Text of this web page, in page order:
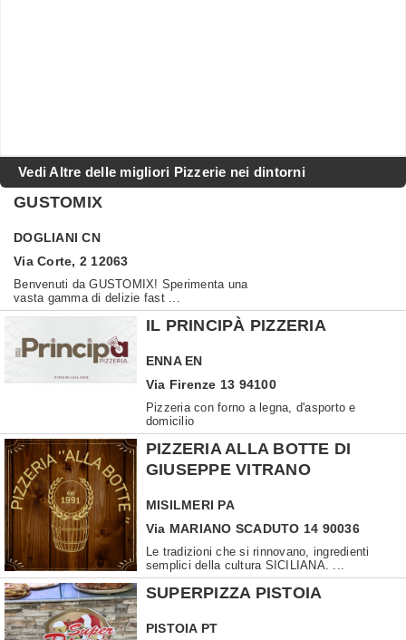
Vedi Altre delle migliori Pizzerie nei dintorni
GUSTOMIX
DOGLIANI CN
Via Corte, 2 12063
Benvenuti da GUSTOMIX! Sperimenta una
vasta gamma di delizie fast ...
IL PRINCIPÀ PIZZERIA
ENNA EN
Via Firenze 13 94100
Pizzeria con forno a legna, d'asporto e
domicilio
PIZZERIA ALLA BOTTE DI
GIUSEPPE VITRANO
MISILMERI PA
Via MARIANO SCADUTO 14 90036
Le tradizioni che si rinnovano, ingredienti
semplici della cultura SICILIANA. ...
SUPERPIZZA PISTOIA
PISTOIA PT